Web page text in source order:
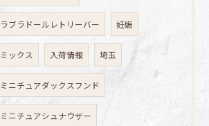
ラブラドールレトリーバー 妊娠
ミックス 入荷情報 埼玉
ミニチュアダックスフンド
ミニチュアシュナウザー